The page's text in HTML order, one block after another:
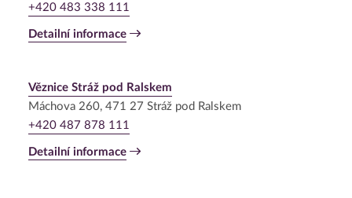
+420 483 338 111
Detailní informace
Věznice Stráž pod Ralskem
Máchova 260, 471 27 Stráž pod Ralskem
+420 487 878 111
Detailní informace